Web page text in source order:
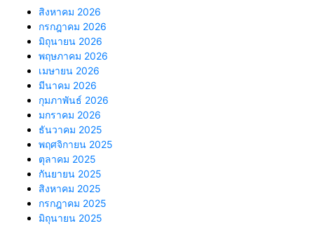
สิงหาคม 2026
กรกฎาคม 2026
มิถุนายน 2026
พฤษภาคม 2026
เมษายน 2026
มีนาคม 2026
กุมภาพันธ์ 2026
มกราคม 2026
ธันวาคม 2025
พฤศจิกายน 2025
ตุลาคม 2025
กันยายน 2025
สิงหาคม 2025
กรกฎาคม 2025
มิถุนายน 2025